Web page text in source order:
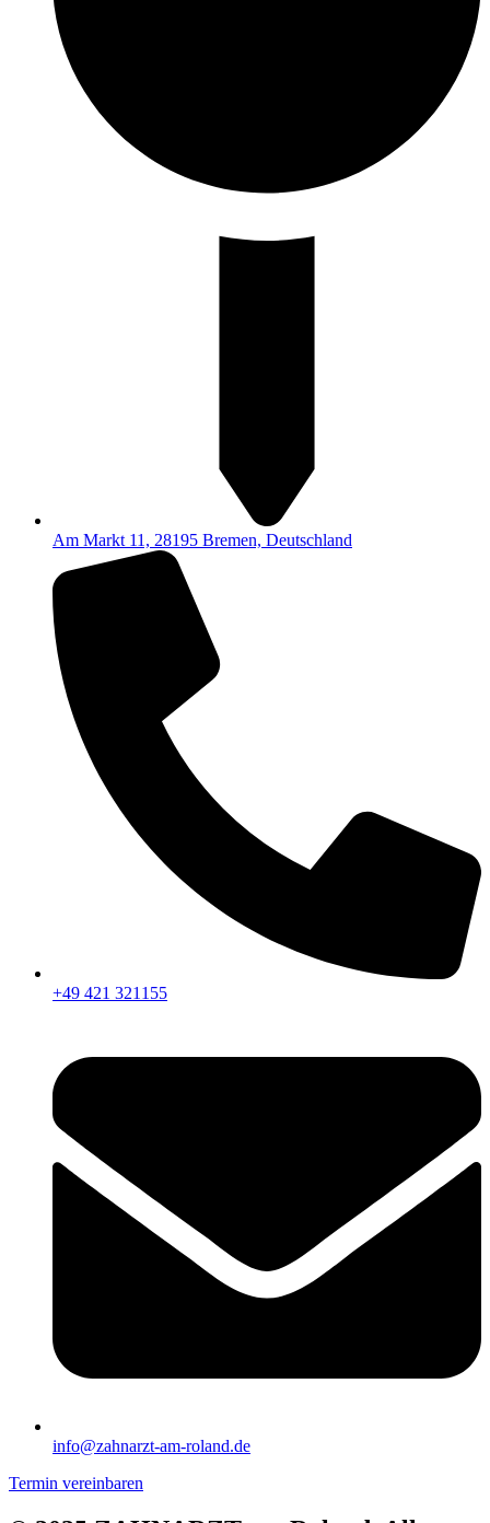
Am Markt 11, 28195 Bremen, Deutschland
+49 421 321155
info@zahnarzt-am-roland.de
Termin vereinbaren